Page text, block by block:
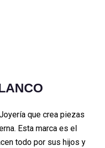
que crea piezas
Esta marca es el
todo por sus hijos y